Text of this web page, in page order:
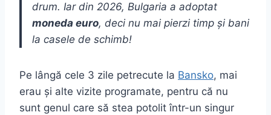
drum. Iar din 2026, Bulgaria a adoptat
moneda euro, deci nu mai pierzi timp și bani
la casele de schimb!
Pe lângă cele 3 zile petrecute la Bansko, mai
erau și alte vizite programate, pentru că nu
sunt genul care să stea potolit într-un singur